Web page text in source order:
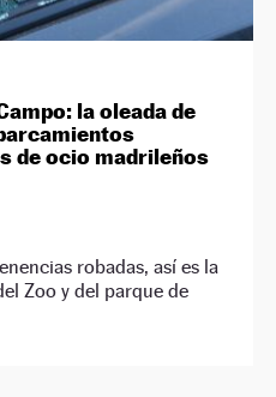
la oleada de
de ocio madrileños
robadas, así es la
Zoo y del parque de